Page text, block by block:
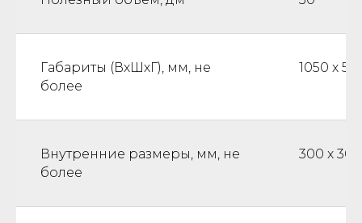
Габариты (ВхШхГ), мм, не
более
1050 х
Внутренние размеры, мм, не
более
300 х